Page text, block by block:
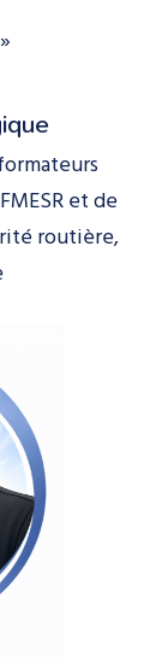
et de
routière,